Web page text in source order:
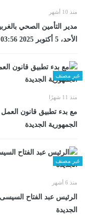
منذ 10 أشهر
مدير التأمين الصحي
الأحد، 5 أكتوبر 2025 03:56 مـ
غير مصنف
منذ 11 شهرًا
مع بدء تطبيق قانون
الجمهورية الجديدة
غير مصنف
منذ 6 أشهر
الرئيس عبد الفتاح
الجديدة